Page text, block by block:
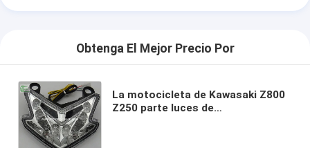
Obtenga El Mejor Precio Por
La motocicleta de Kawasaki Z800
Z250 parte luces de